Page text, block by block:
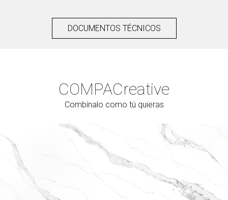
DOCUMENTOS TÉCNICOS
COMPACreative
Combínalo como tú quieras